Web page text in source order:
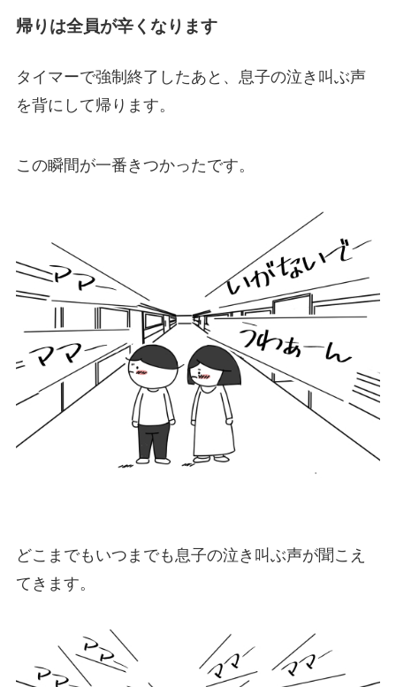
帰りは全員が辛くなります
タイマーで強制終了したあと、息子の泣き叫ぶ声
を背にして帰ります。
この瞬間が一番きつかったです。
どこまでもいつまでも息子の泣き叫ぶ声が聞こえ
てきます。